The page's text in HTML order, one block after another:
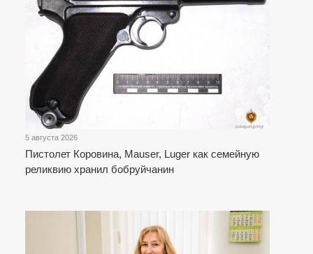
5 августа 2026
Пистолет Коровина, Mauser, Luger как семейную
реликвию хранил бобруйчанин